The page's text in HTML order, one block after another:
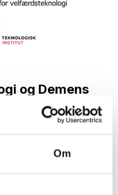
Om
og Demens
2020
– Messen for
Center